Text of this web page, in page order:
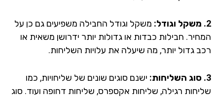
משקל וגודל החבילה משפיעים גם כן על
חבילות כבדות או גדולות יותר ידרושן משאית או
גדול יותר, מה שיעלה את עלויות השליחות.
ישנם סוגים שונים של שליחויות, כמו
רגילה, שליחות אקספרס, שליחות דחופה ועוד. סוג